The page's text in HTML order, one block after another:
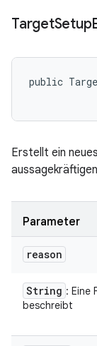
TargetSetup
public
Erstellt ein
Parameter
reason
String : Eine
beschreibt